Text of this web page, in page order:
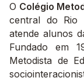
O Colégio
central do Rio
atende alunos
Fundado em
Metodista de